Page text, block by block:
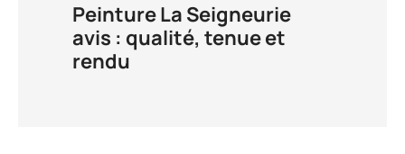
Peinture La Seigneurie
avis : qualité, tenue et
rendu